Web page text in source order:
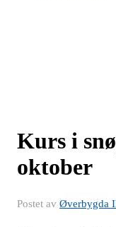
Kurs i
oktober
Postet av Øverbygda